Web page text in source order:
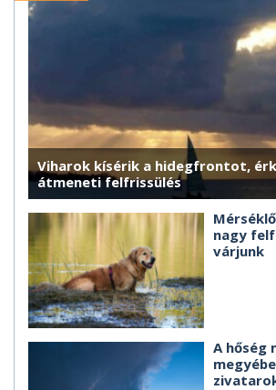
Viharok kísérik a hidegfrontot,
átmeneti felfrissülés
nagy
várjunk
A hőség